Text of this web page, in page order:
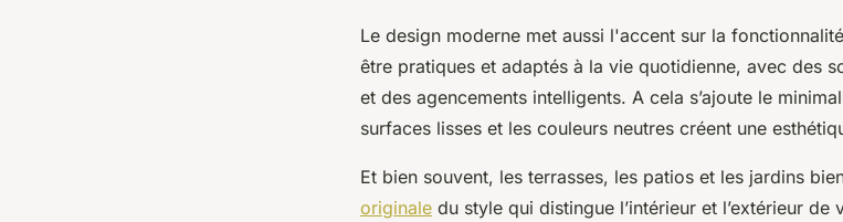
Le design moderne met aussi l'accent sur la
être pratiques et adaptés à la vie quotidienne, avec des
et des agencements intelligents. A cela s’ajoute le
surfaces lisses et les couleurs neutres créent une
Et bien souvent, les terrasses, les patios et les jardins
originale du style qui distingue l’intérieur et l’extérieur de